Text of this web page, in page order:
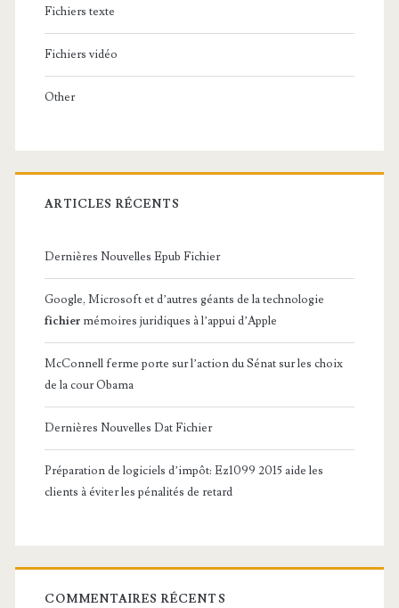
Fichiers texte
Fichiers vidéo
Other
ARTICLES RÉCENTS
Dernières Nouvelles Epub Fichier
Google, Microsoft et d’autres géants de la technologie
fichier mémoires juridiques à l’appui d’Apple
McConnell ferme porte sur l’action du Sénat sur les choix
de la cour Obama
Dernières Nouvelles Dat Fichier
Préparation de logiciels d’impôt: Ez1099 2015 aide les
clients à éviter les pénalités de retard
COMMENTAIRES RÉCENTS